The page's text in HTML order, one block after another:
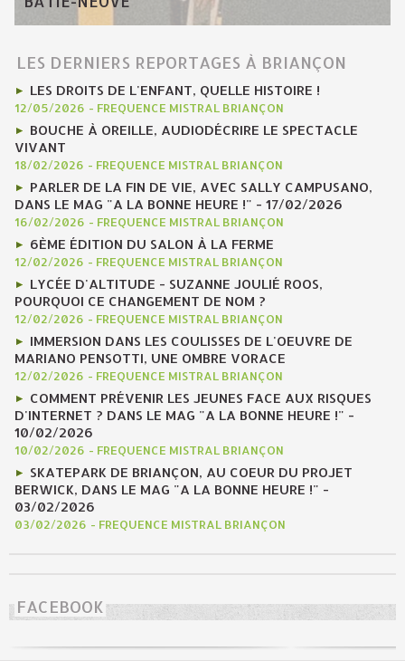
LES DERNIERS REPORTAGES À BRIANÇON
LES DROITS DE L'ENFANT, QUELLE HISTOIRE !
12/05/2026 - FREQUENCE MISTRAL BRIANÇON
BOUCHE À OREILLE, AUDIODÉCRIRE LE SPECTACLE
VIVANT
18/02/2026 - FREQUENCE MISTRAL BRIANÇON
PARLER DE LA FIN DE VIE, AVEC SALLY CAMPUSANO,
DANS LE MAG "A LA BONNE HEURE !" - 17/02/2026
16/02/2026 - FREQUENCE MISTRAL BRIANÇON
6ÈME ÉDITION DU SALON À LA FERME
12/02/2026 - FREQUENCE MISTRAL BRIANÇON
LYCÉE D'ALTITUDE - SUZANNE JOULIÉ ROOS,
POURQUOI CE CHANGEMENT DE NOM ?
12/02/2026 - FREQUENCE MISTRAL BRIANÇON
IMMERSION DANS LES COULISSES DE L'OEUVRE DE
MARIANO PENSOTTI, UNE OMBRE VORACE
12/02/2026 - FREQUENCE MISTRAL BRIANÇON
COMMENT PRÉVENIR LES JEUNES FACE AUX RISQUES
D'INTERNET ? DANS LE MAG "A LA BONNE HEURE !" -
10/02/2026
10/02/2026 - FREQUENCE MISTRAL BRIANÇON
SKATEPARK DE BRIANÇON, AU COEUR DU PROJET
BERWICK, DANS LE MAG "A LA BONNE HEURE !" -
03/02/2026
03/02/2026 - FREQUENCE MISTRAL BRIANÇON
FACEBOOK